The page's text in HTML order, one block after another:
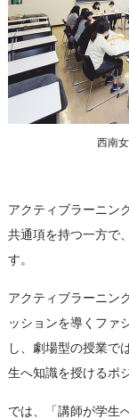
西南
アクティブラーニン
共通項を持つ一方で
す。
アクティブラーニン
ッションを導くファ
し、劇場型の授業で
生へ知識を授けるポ
では、「講師が学生